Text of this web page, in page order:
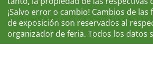
¡Salvo error o cambio! Cambios de las
de exposición son reservados al
organizador de feria. Todos los datos